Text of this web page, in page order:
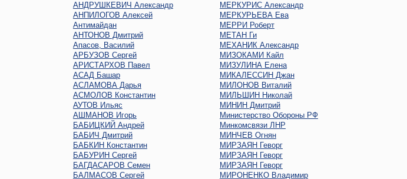
АНДРУШКЕВИЧ Александр
МЕРКУРИС Александр
АНПИЛОГОВ Алексей
МЕРКУРЬЕВА Ева
Антимайдан
МЕРРИ Роберт
АНТОНОВ Дмитрий
МЕТАН Ги
Апасов, Василий
МЕХАНИК Александр
АРБУЗОВ Сергей
МИЗОКАМИ Кайл
АРИСТАРХОВ Павел
МИЗУЛИНА Елена
АСАД Башар
МИКАЛЕССИН Джан
АСЛАМОВА Дарья
МИЛОНОВ Виталий
АСМОЛОВ Константин
МИЛЬШИН Николай
АУТОВ Ильяс
МИНИН Дмитрий
АШМАНОВ Игорь
Министерство Обороны РФ
БАБИЦКИЙ Андрей
Минкомсвязи ЛНР
БАБИЧ Дмитрий
МИНЧЕВ Oгнян
БАБКИН Константин
МИРЗАЯН Геворг
БАБУРИН Сергей
МИРЗАЯН Геворг
БАГДАСАРОВ Семен
МИРЗАЯН Геворг
БАЛМАСОВ Сергей
МИРОНЕНКО Владимир